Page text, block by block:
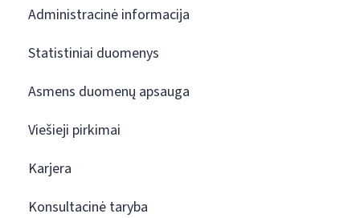
Administracinė informacija
Statistiniai duomenys
Asmens duomenų apsauga
Viešieji pirkimai
Karjera
Konsultacinė taryba